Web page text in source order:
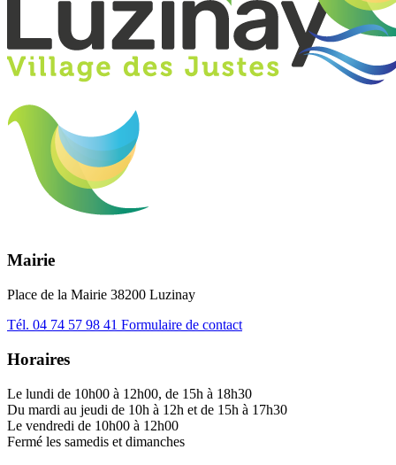
Mairie
Place de la Mairie 38200 Luzinay
Tél. 04 74 57 98 41 Formulaire de contact
Horaires
Le lundi de 10h00 à 12h00, de 15h à 18h30
Du mardi au jeudi de 10h à 12h et de 15h à 17h30
Le vendredi de 10h00 à 12h00
Fermé les samedis et dimanches